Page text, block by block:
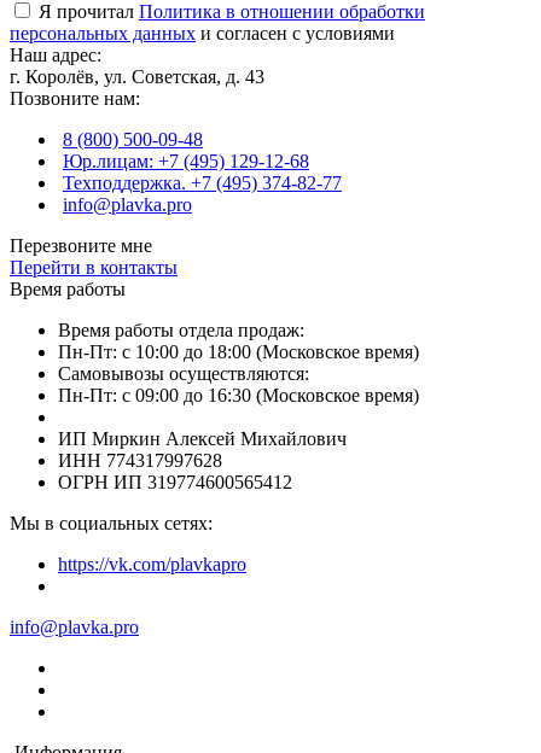
Я прочитал Политика в отношении обработки
персональных данных и согласен с условиями
Наш адрес:
г. Королёв, ул. Советская, д. 43
Позвоните нам:
8 (800) 500-09-48
Юр.лицам: +7 (495) 129-12-68
Техподдержка. +7 (495) 374-82-77
info@plavka.pro
Перезвоните мне
Перейти в контакты
Время работы
Время работы отдела продаж:
Пн-Пт: с 10:00 до 18:00 (Московское время)
Самовывозы осуществляются:
Пн-Пт: с 09:00 до 16:30 (Московское время)
ИП Миркин Алексей Михайлович
ИНН 774317997628
ОГРН ИП 319774600565412
Мы в социальных сетях:
https://vk.com/plavkapro
info@plavka.pro